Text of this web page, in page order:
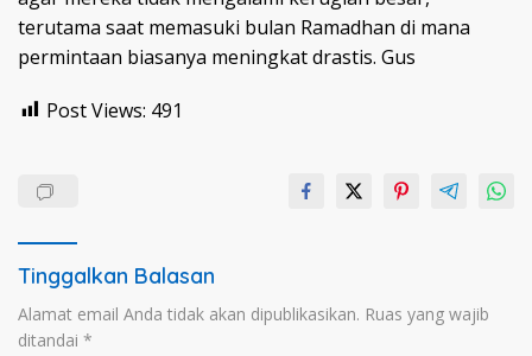
terutama saat memasuki bulan Ramadhan di mana
permintaan biasanya meningkat drastis. Gus
Post Views: 491
Tinggalkan Balasan
Alamat email Anda tidak akan dipublikasikan. Ruas yang wajib
ditandai *